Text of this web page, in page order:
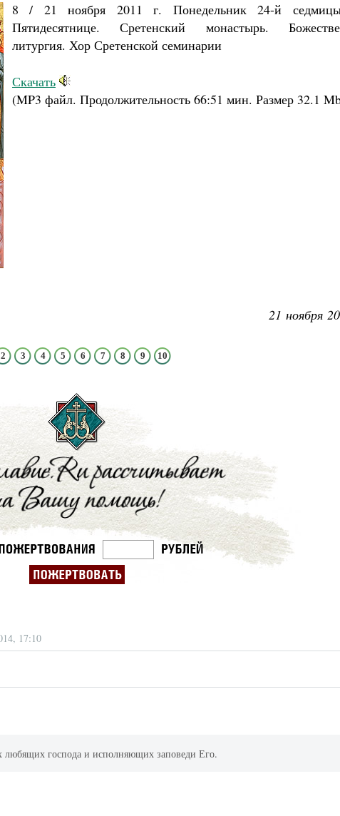
8 / 21 ноября 2011 г. Понедельник 24-й
Пятидесятнице. Сретенский монастырь.
литургия. Хор Сретенской семинарии
Скачать
(MP3 файл. Продолжительность 66:51 мин. Размер 32.1
21 ноября
2 3 4 5 6 7 8 9 10
17:10
любящих господа и исполняющих заповеди Его.
Как найти своё место в жизни